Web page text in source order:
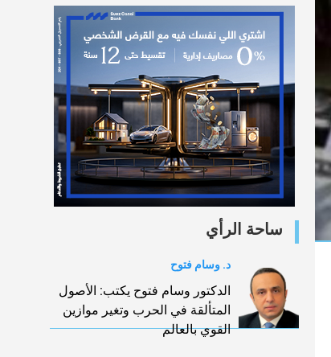
ساحة الرأي
د. وسام فتوح
الدكتور وسام فتوح يكتب: الأصول
المتألقة في الحرب وتغير موازين
القوي بالعالم